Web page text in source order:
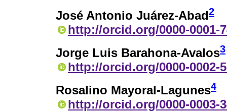
José Antonio Juárez-Abad2
http://orcid.org/0000-0001-
Jorge Luis Barahona-Avalos3
http://orcid.org/0000-0002-
Rosalino Mayoral-Lagunes4
http://orcid.org/0000-0003-